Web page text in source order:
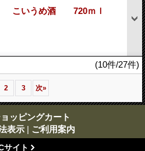
こいうめ酒 720ｍｌ
(10件/27件)
2 3 次»
ッピングカート
表示 | ご利用案内
サイト